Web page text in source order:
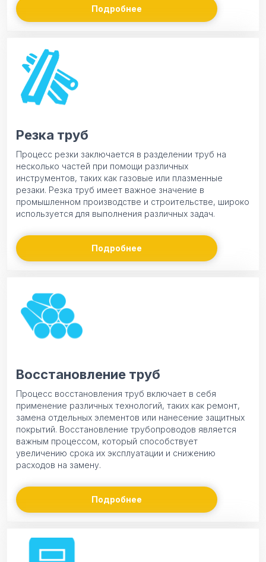
Подробнее
Резка труб
Процесс резки заключается в разделении труб на
несколько частей при помощи различных
инструментов, таких как газовые или плазменные
резаки. Резка труб имеет важное значение в
промышленном производстве и строительстве, широко
используется для выполнения различных задач.
Подробнее
Восстановление труб
Процесс восстановления труб включает в себя
применение различных технологий, таких как ремонт,
замена отдельных элементов или нанесение защитных
покрытий. Восстановление трубопроводов является
важным процессом, который способствует
увеличению срока их эксплуатации и снижению
расходов на замену.
Подробнее